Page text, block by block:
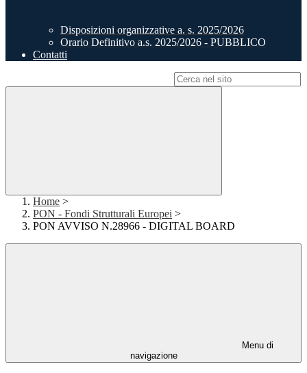
Disposizioni organizzative a. s. 2025/2026
Orario Definitivo a.s. 2025/2026 - PUBBLICO
Contatti
Home >
PON - Fondi Strutturali Europei >
PON AVVISO N.28966 - DIGITAL BOARD
Menu di
navigazione